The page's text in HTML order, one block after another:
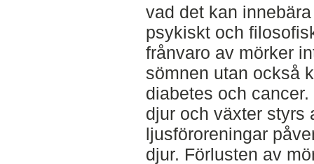
vad det kan
psykiskt och
frånvaro av mörker
sömnen utan också
diabetes och cancer.
djur och växter styrs
ljusföroreningar
djur. Förlusten av